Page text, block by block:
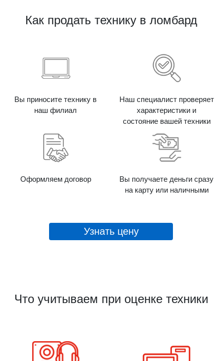
Как продать технику в ломбард
Вы приносите технику в
наш филиал
Наш специалист проверяет
характеристики и
состояние вашей техники
Оформляем договор
Вы получаете деньги сразу
на карту или наличными
Узнать цену
Что учитываем при оценке техники